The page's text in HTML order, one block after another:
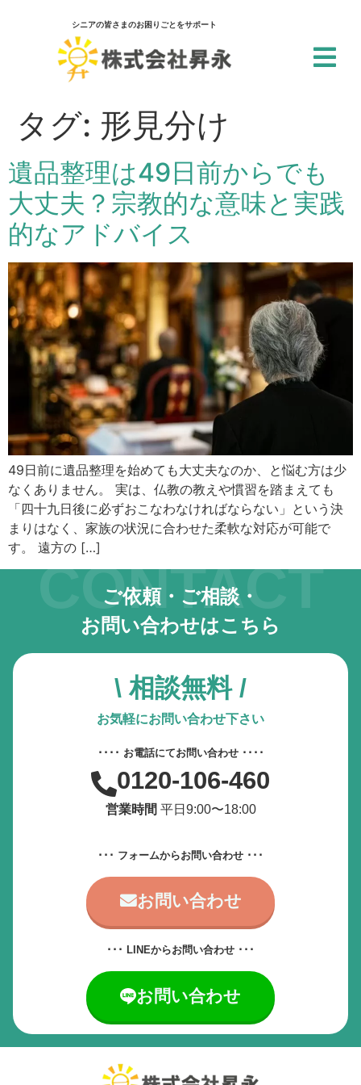
シニアの皆さまのお困りごとをサポート
タグ: 形見分け
遺品整理は49日前からでも
大丈夫？宗教的な意味と実践
的なアドバイス
49日前に遺品整理を始めても大丈夫なのか、と悩む方は少
なくありません。 実は、仏教の教えや慣習を踏まえても
「四十九日後に必ずおこなわなければならない」という決
まりはなく、家族の状況に合わせた柔軟な対応が可能で
す。 遠方の […]
CONTACT
ご依頼・ご相談・
お問い合わせはこちら
\ 相談無料 /
お気軽にお問い合わせ下さい
････ お電話にてお問い合わせ ････
0120-106-460
営業時間 平日9:00〜18:00
･･･ フォームからお問い合わせ ･･･
お問い合わせ
･･･ LINEからお問い合わせ ･･･
お問い合わせ
アクセシビリティ設定 閉じる
一括設定
個別設定
スクリーンリーダー
サイト内の文章を音声で読み上げ
テキストリーダー
選択した文章を音声で読み上げ
仮想キーボード
フォーム入力でキーボードを表示
キーボード操作ハイライト
キーボードで操作中の要素を強調表示
音声操作
音声でサイトを操作（Google Chrome推奨）
色の彩度
低彩度・高彩度・白黒
リンク下線
リンクに下線を付与
リンクハイライト
アニメーションを停止
動画やアニメーションを一時停止
すべての設定をリセット
サービスお問い合わせ先